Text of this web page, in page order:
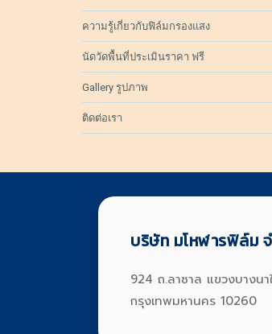
ความรู้เกี่ยวกับฟิล์มกรองแสง
นัดวัดพื้นที่ประเมินราคา ฟรี
Gallery รูปภาพ
ติดต่อเรา
บริษัท มโหฬารฟิล์ม
924 ถ.ลาซาล แขวงบางนา
กรุงเทพมหานคร 10260